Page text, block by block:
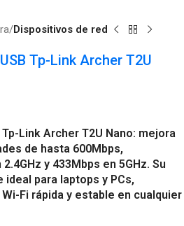
Dispositivos de red
Tp-Link Archer T2U
Link Archer T2U Nano: mejora
de hasta 600Mbps,
y 433Mbps en 5GHz. Su
para laptops y PCs,
Fi rápida y estable en cualquier